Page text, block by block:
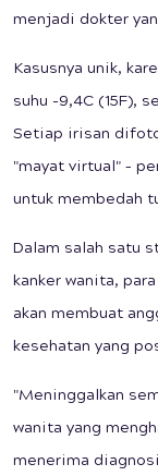
menjadi dokter
Kasusnya unik,
suhu -9,4C (15F),
Setiap irisan
"mayat virtual" –
untuk membedah
Dalam salah satu
kanker wanita,
akan membuat
kesehatan yang
"Meninggalkan
wanita yang
menerima